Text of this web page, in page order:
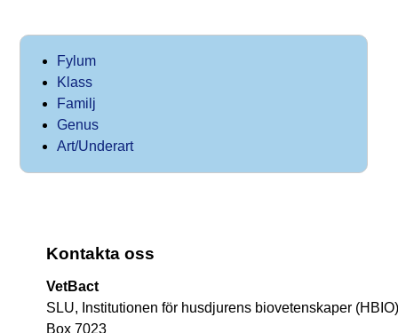
Fylum
Klass
Familj
Genus
Art/Underart
Kontakta oss
VetBact
SLU, Institutionen för husdjurens biovetenskaper (HBIO)
Box 7023